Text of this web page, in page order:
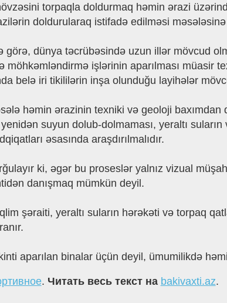
torpaqla doldurmaq həmin ərazi
doldurularaq istifadə edilməsi
görə, dünya təcrübəsində uzun illər mövcud
möhkəmləndirmə işlərinin aparılması müasir
belə iri tikililərin inşa olunduğu layihələr
həmin ərazinin texniki və geoloji
suyun dolub-dolmaması, yeraltı
əsasında araşdırılmalıdır.
ki, əgər bu proseslər yalnız vizual
danışmaq mümkün deyil.
şəraiti, yeraltı suların hərəkəti və torpaq
aparılan binalar üçün deyil, ümumilikdə
. Читать весь текст на bakivaxti.az.